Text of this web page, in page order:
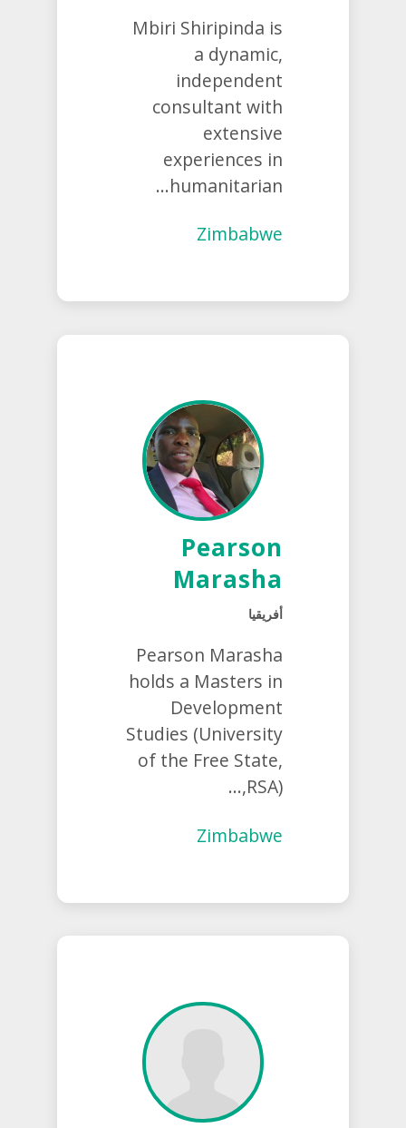
Mbiri Shiripinda is
a dynamic,
independent
consultant with
extensive
experiences in
humanitarian...
Zimbabwe
Pearson
Marasha
أفريقيا
Pearson Marasha
holds a Masters in
Development
Studies (University
of the Free State,
RSA),...
Zimbabwe